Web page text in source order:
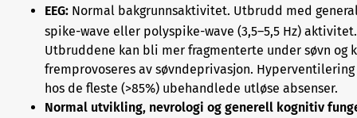
EEG: Normal bakgrunnsaktivitet. Utbrudd med
spike-wave eller polyspike-wave (3,5–5,5 Hz)
Utbruddene kan bli mer fragmenterte under søvn og
fremprovoseres av søvndeprivasjon.
hos de fleste (>85%) ubehandlede utløse absenser.
Normal utvikling, nevrologi og generell kognitiv